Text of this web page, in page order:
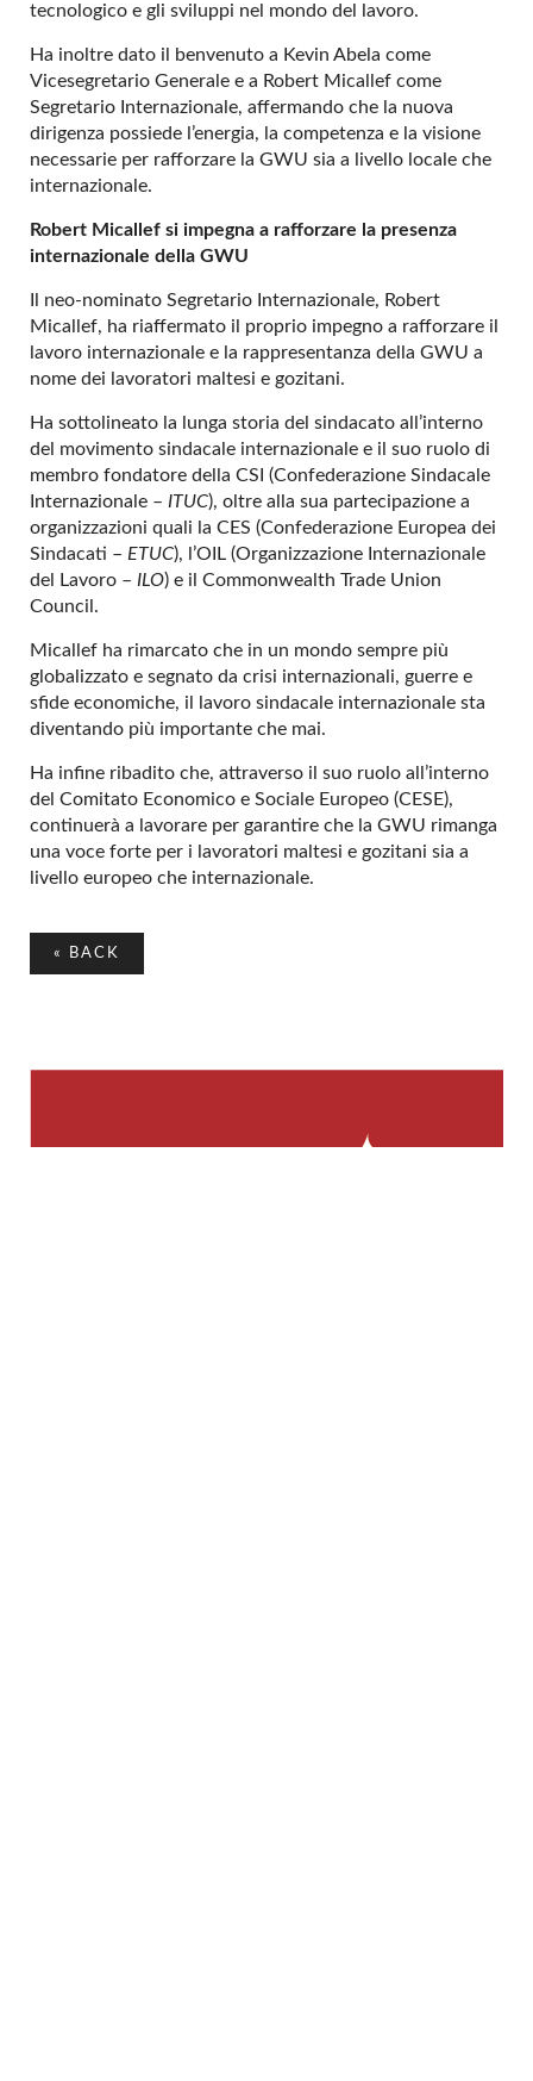
tecnologico e gli sviluppi nel mondo del lavoro.
Ha inoltre dato il benvenuto a Kevin Abela come
Vicesegretario Generale e a Robert Micallef come
Segretario Internazionale, affermando che la nuova
dirigenza possiede l’energia, la competenza e la visione
necessarie per rafforzare la GWU sia a livello locale che
internazionale.
Robert Micallef si impegna a rafforzare la presenza
internazionale della GWU
Il neo-nominato Segretario Internazionale, Robert
Micallef, ha riaffermato il proprio impegno a rafforzare il
lavoro internazionale e la rappresentanza della GWU a
nome dei lavoratori maltesi e gozitani.
Ha sottolineato la lunga storia del sindacato all’interno
del movimento sindacale internazionale e il suo ruolo di
membro fondatore della CSI (Confederazione Sindacale
Internazionale – ITUC), oltre alla sua partecipazione a
organizzazioni quali la CES (Confederazione Europea dei
Sindacati – ETUC), l’OIL (Organizzazione Internazionale
del Lavoro – ILO) e il Commonwealth Trade Union
Council.
Micallef ha rimarcato che in un mondo sempre più
globalizzato e segnato da crisi internazionali, guerre e
sfide economiche, il lavoro sindacale internazionale sta
diventando più importante che mai.
Ha infine ribadito che, attraverso il suo ruolo all’interno
del Comitato Economico e Sociale Europeo (CESE),
continuerà a lavorare per garantire che la GWU rimanga
una voce forte per i lavoratori maltesi e gozitani sia a
livello europeo che internazionale.
« BACK